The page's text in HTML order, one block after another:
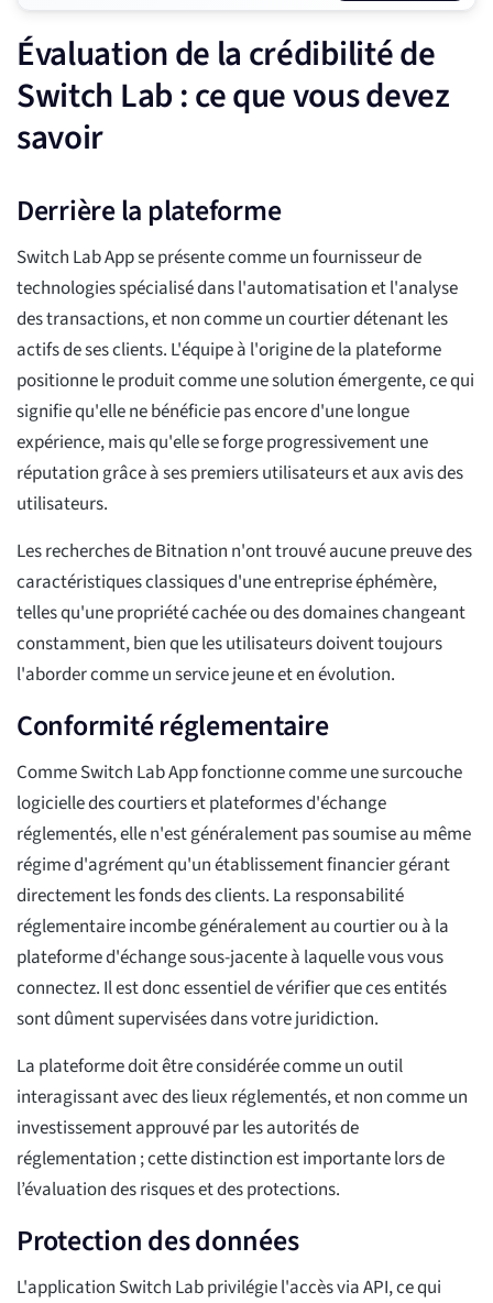
Évaluation de la crédibilité de
Switch Lab : ce que vous devez
savoir
Derrière la plateforme
Switch Lab App se présente comme un fournisseur de
technologies spécialisé dans l'automatisation et l'analyse
des transactions, et non comme un courtier détenant les
actifs de ses clients. L'équipe à l'origine de la plateforme
positionne le produit comme une solution émergente, ce qui
signifie qu'elle ne bénéficie pas encore d'une longue
expérience, mais qu'elle se forge progressivement une
réputation grâce à ses premiers utilisateurs et aux avis des
utilisateurs.
Les recherches de Bitnation n'ont trouvé aucune preuve des
caractéristiques classiques d'une entreprise éphémère,
telles qu'une propriété cachée ou des domaines changeant
constamment, bien que les utilisateurs doivent toujours
l'aborder comme un service jeune et en évolution.
Conformité réglementaire
Comme Switch Lab App fonctionne comme une surcouche
logicielle des courtiers et plateformes d'échange
réglementés, elle n'est généralement pas soumise au même
régime d'agrément qu'un établissement financier gérant
directement les fonds des clients. La responsabilité
réglementaire incombe généralement au courtier ou à la
plateforme d'échange sous-jacente à laquelle vous vous
connectez. Il est donc essentiel de vérifier que ces entités
sont dûment supervisées dans votre juridiction.
La plateforme doit être considérée comme un outil
interagissant avec des lieux réglementés, et non comme un
investissement approuvé par les autorités de
réglementation ; cette distinction est importante lors de
l’évaluation des risques et des protections.
Protection des données
L'application Switch Lab privilégie l'accès via API, ce qui